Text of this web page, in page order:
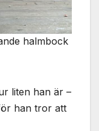
halmbock
liten han är –
han tror att